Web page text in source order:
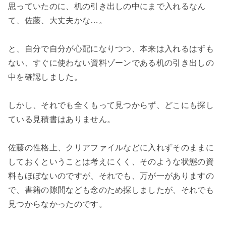
思っていたのに、机の引き出しの中にまで入れるなん
て、佐藤、大丈夫かな…。
と、自分で自分が心配になりつつ、本来は入れるはずも
ない、すぐに使わない資料ゾーンである机の引き出しの
中を確認しました。
しかし、それでも全くもって見つからず、どこにも探し
ている見積書はありません。
佐藤の性格上、クリアファイルなどに入れずそのままに
しておくということは考えにくく、そのような状態の資
料もほぼないのですが、それでも、万が一がありますの
で、書籍の隙間なども念のため探しましたが、それでも
見つからなかったのです。